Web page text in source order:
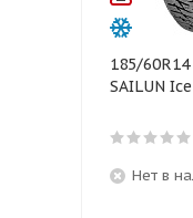
185/
SAILUN
Нет в